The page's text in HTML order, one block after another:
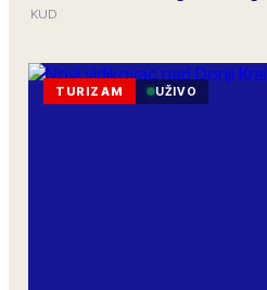
KUD
TURIZAM UŽIVO